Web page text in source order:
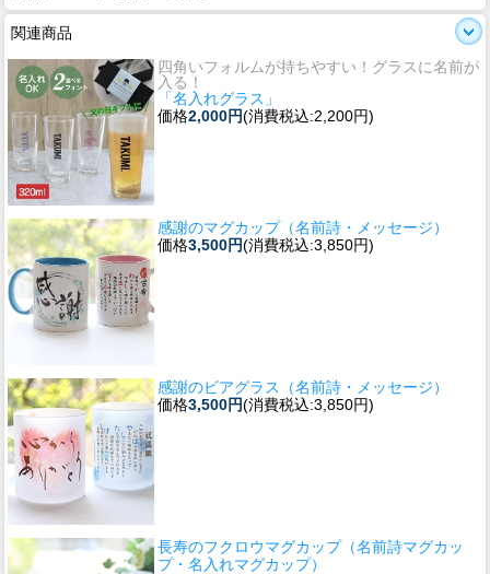
関連商品
四角いフォルムが持ちやすい！グラスに名前が
入る！
「名入れグラス」
価格2,000円(消費税込:2,200円)
感謝のマグカップ（名前詩・メッセージ）
価格3,500円(消費税込:3,850円)
感謝のビアグラス（名前詩・メッセージ）
価格3,500円(消費税込:3,850円)
長寿のフクロウマグカップ（名前詩マグカッ
プ・名入れマグカップ）